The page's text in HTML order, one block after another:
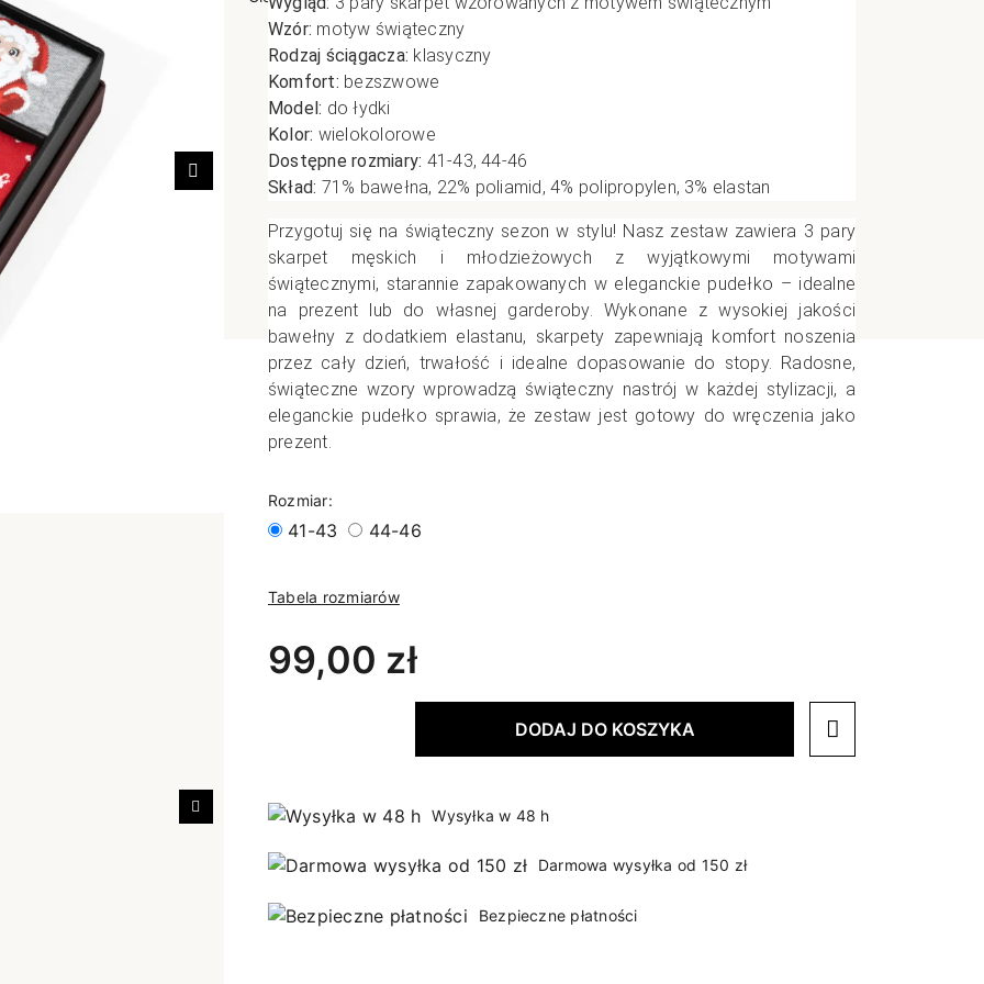
NOWOŚCI OPAKOWANIA
XL
Antypoślizgowe
Do spania
Rozmiar XL
Sportowe
Ciepłe
Jednokolorowe
NOWOŚCI
Następny
Następny
Wzór: motyw świąteczny
Rodzaj ściągacza: klasyczny
Komfort: bezszwowe
Model: do łydki
Kolor: wielokolorowe
Dostępne rozmiary: 41-43, 44-46
Skład: 71% bawełna, 22% poliamid, 4% polipropylen, 3% elastan
Przygotuj się na świąteczny sezon w stylu! Nasz zestaw zawiera 3 pary
skarpet męskich i młodzieżowych z wyjątkowymi motywami
świątecznymi, starannie zapakowanych w eleganckie pudełko – idealne
na prezent lub do własnej garderoby. Wykonane z wysokiej jakości
bawełny z dodatkiem elastanu, skarpety zapewniają komfort noszenia
przez cały dzień, trwałość i idealne dopasowanie do stopy. Radosne,
świąteczne wzory wprowadzą świąteczny nastrój w każdej stylizacji, a
eleganckie pudełko sprawia, że zestaw jest gotowy do wręczenia jako
prezent.
Rozmiar:
41-43 44-46
Tabela rozmiarów
99,00 zł
DODAJ DO KOSZYKA
Wysyłka w 48 h
Darmowa wysyłka od 150 zł
Bezpieczne płatności